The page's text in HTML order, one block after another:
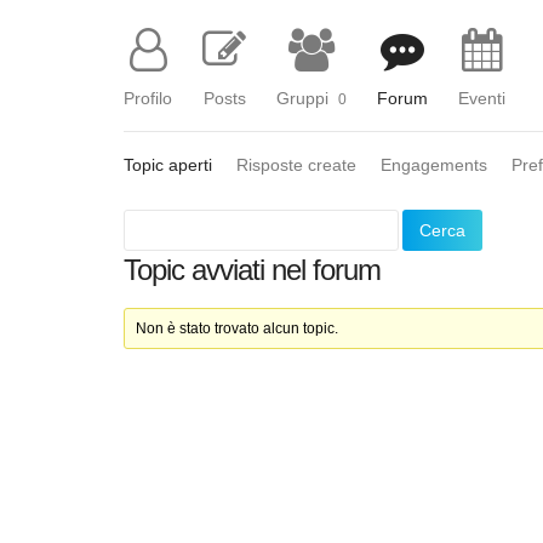
Profilo Posts Gruppi 0 Forum Eventi
Topic aperti Risposte create Engagements
Topic avviati nel forum
Non è stato trovato alcun topic.